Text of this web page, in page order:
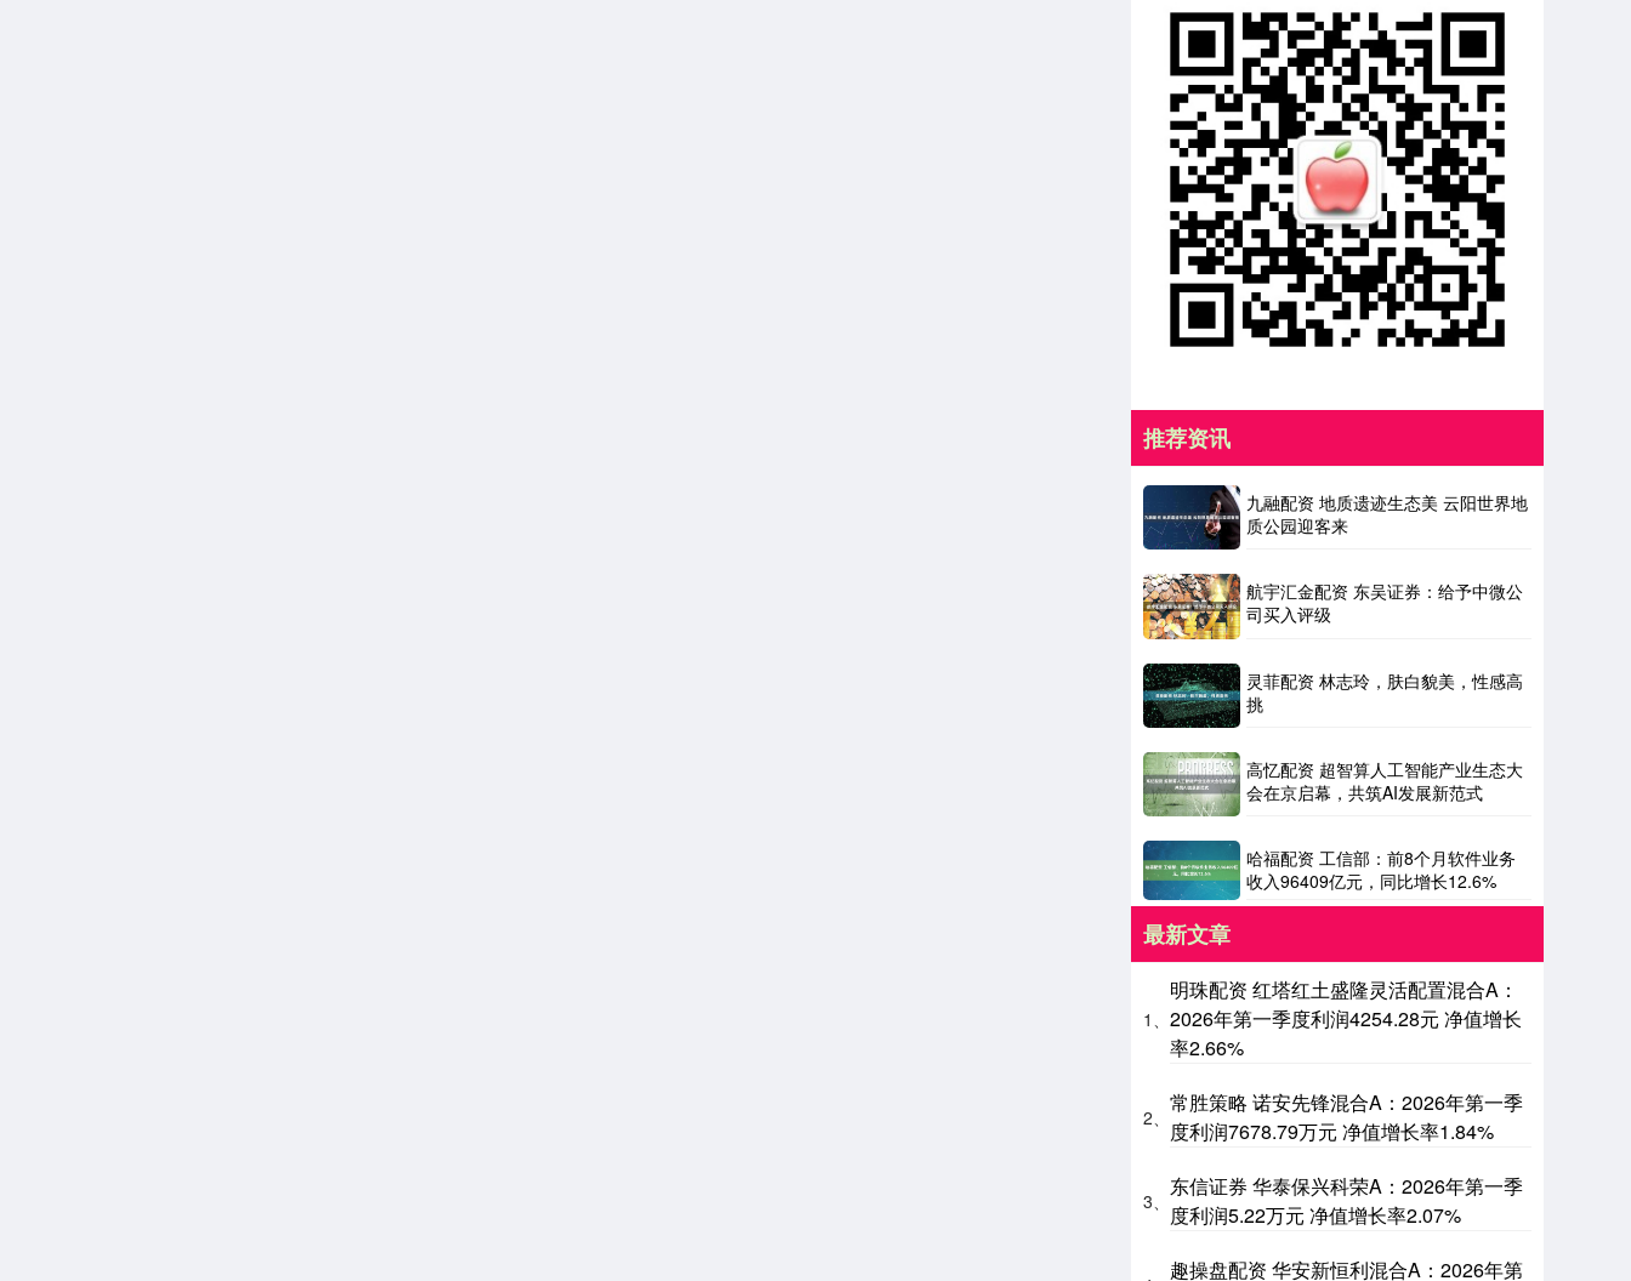
推荐资讯
九融配资 地质遗迹生态美 云阳世界地
质公园迎客来
航宇汇金配资 东吴证券：给予中微公
司买入评级
灵菲配资 林志玲，肤白貌美，性感高
挑
高忆配资 超智算人工智能产业生态大
会在京启幕，共筑AI发展新范式
哈福配资 工信部：前8个月软件业务
收入96409亿元，同比增长12.6%
最新文章
1、
明珠配资 红塔红土盛隆灵活配置混合A：
2026年第一季度利润4254.28元 净值增长
率2.66%
2、
常胜策略 诺安先锋混合A：2026年第一季
度利润7678.79万元 净值增长率1.84%
3、
东信证券 华泰保兴科荣A：2026年第一季
度利润5.22万元 净值增长率2.07%
趣操盘配资 华安新恒利混合A：2026年第